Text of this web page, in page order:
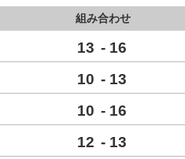
組み合わせ
13 - 16
10 - 13
10 - 16
12 - 13